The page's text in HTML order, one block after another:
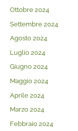
Ottobre 2024
Settembre 2024
Agosto 2024
Luglio 2024
Giugno 2024
Maggio 2024
Aprile 2024
Marzo 2024
Febbraio 2024